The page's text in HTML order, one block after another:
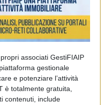
associati GestiFIAIP
gestionale
e potenziare l’attività
è totalmente gratuita,
contenuti, include